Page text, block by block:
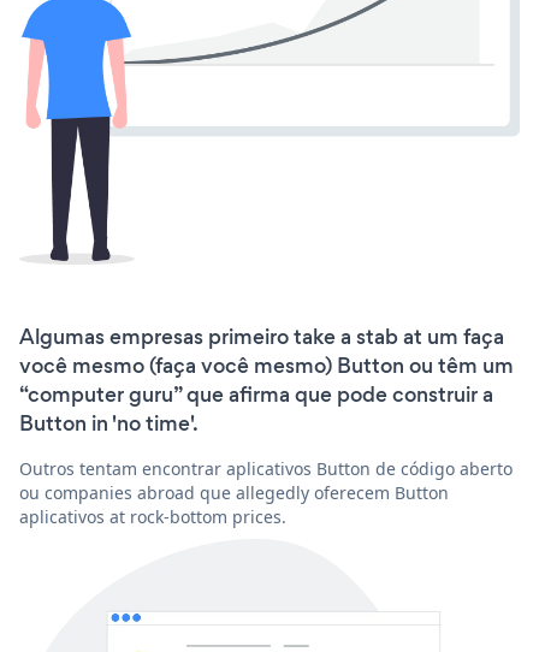
Algumas empresas primeiro take a stab at um faça
você mesmo (faça você mesmo) Button ou têm um
“computer guru” que afirma que pode construir a
Button in 'no time'.
Outros tentam encontrar aplicativos Button de código aberto
ou companies abroad que allegedly oferecem Button
aplicativos at rock-bottom prices.